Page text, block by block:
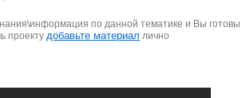
по данной тематике и Вы готовы
проекту добавьте материал лично